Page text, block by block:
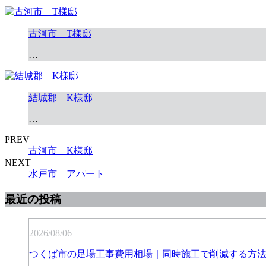
古河市 T様邸
…
結城郡 K様邸
…
PREV
古河市 K様邸
NEXT
水戸市 アパート
最近の投稿
2026/08/06
つくば市の足場工事費用相場｜同時施工で削減する方法